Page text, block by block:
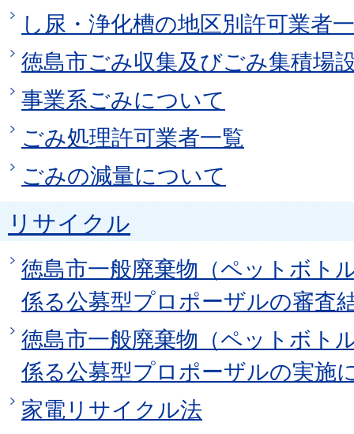
し尿・浄化槽の地区別許可業者
徳島市ごみ収集及びごみ集積場
事業系ごみについて
ごみ処理許可業者一覧
ごみの減量について
リサイクル
徳島市一般廃棄物（ペットボト
係る公募型プロポーザルの審査
徳島市一般廃棄物（ペットボト
係る公募型プロポーザルの実施
家電リサイクル法